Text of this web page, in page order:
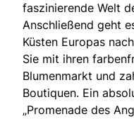
faszinierende Welt
Anschließend geht
Küsten Europas
Sie mit ihren
Blumenmarkt und
Boutiquen. Ein
„Promenade des